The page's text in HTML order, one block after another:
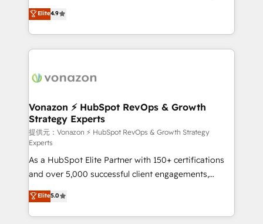
et grandes entreprises en France et à l'international,
dans des secteurs variés : SaaS, immobilier,
B2B à travers l’acquisition de nouveaux clients,
l'intégration CRM et le développement des revenus
auprès de vos comptes existants. En France et à
l'international, nous travaillons avec des ETI
delà d’une simple transformation digitale et des
➤ L’intégration de CRM et de méthodologie RevOps
pour aligner les équipes marketing, commerciales et
support client (data migration, synchronisation API,
audit et maintenance) ➤ La création de sites internet
de conversion qui transforment les visiteurs en
opportunités d'affaires ➤ La mise en place de
stratégies d'acquisition marketing (SEO, SEA,
inbound, automatisation marketing, ABM, IA,
emailing) Informations clés : - 10 ans d'expérience -
Elite4.9
Vonazon ⚡ HubSpot RevOps & Growth
Strategy Experts
提供元：Vonazon ⚡ HubSpot RevOps & Growth Strategy
Experts
As a HubSpot Elite Partner with 150+ certifications
and over 5,000 successful client engagements,
Vonazon turns marketing complexity into
measurable, scalable growth. From onboarding to
enterprise-grade campaigns, our in-house team
Elite5.0